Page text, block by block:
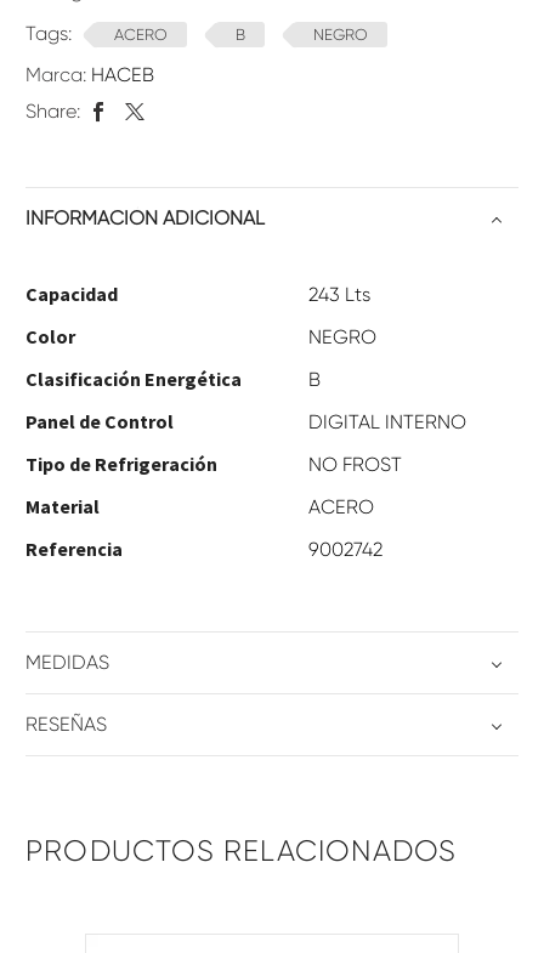
Tags:
ACERO B NEGRO
Marca: HACEB
Share:
INFORMACIÓN ADICIONAL
Capacidad 243 Lts
Color NEGRO
Clasificación Energética B
Panel de Control DIGITAL INTERNO
Tipo de Refrigeración NO FROST
Material ACERO
Referencia 9002742
MEDIDAS
RESEÑAS
PRODUCTOS RELACIONADOS